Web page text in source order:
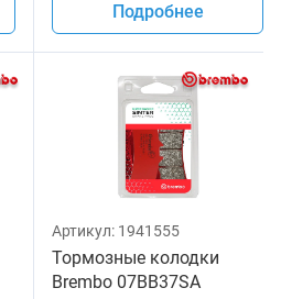
Подробнее
Артикул: 1941555
Тормозные колодки
Brembo 07BB37SA